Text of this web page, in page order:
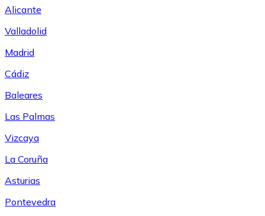
Alicante
Valladolid
Madrid
Cádiz
Baleares
Las Palmas
Vizcaya
La Coruña
Asturias
Pontevedra